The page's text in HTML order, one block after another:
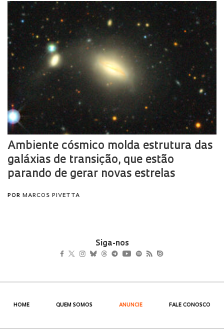
Siga-nos
HOME QUEM SOMOS ANUNCIE FALE CONOSCO